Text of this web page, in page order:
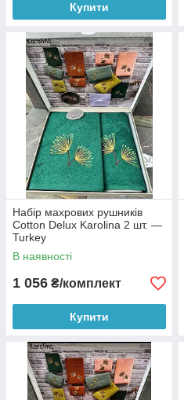
Купити
Набір махрових рушників
Cotton Delux Karolina 2 шт. —
Turkey
В наявності
1 056 ₴/комплект
Купити